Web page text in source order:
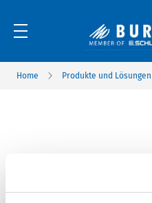
Home Produkte und Lösungen